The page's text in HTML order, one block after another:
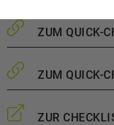
ZUM QUICK-
ZUM QUICK-
ZUR